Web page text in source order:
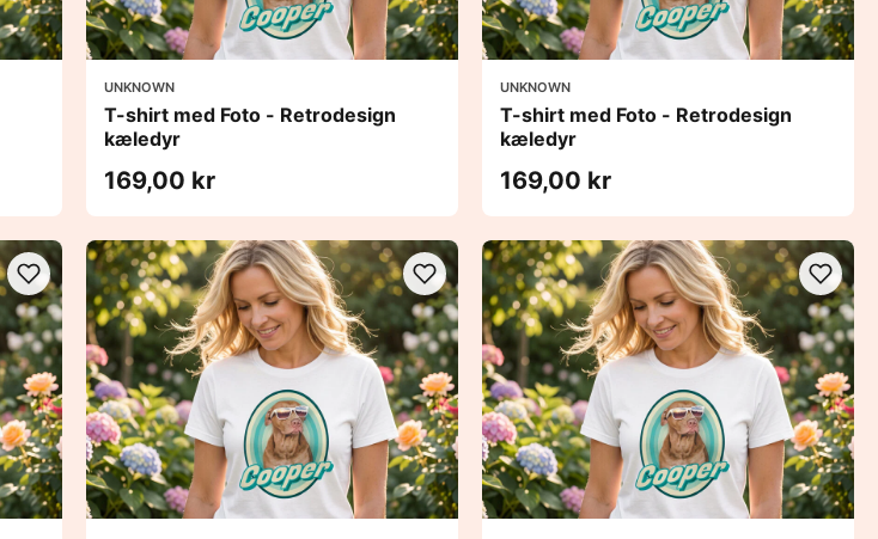
UNKNOWN
T-shirt med Foto - Retrodesign
kæledyr
169,00 kr
UNKNOWN
T-shirt med Foto - Retrodesign
kæledyr
169,00 kr